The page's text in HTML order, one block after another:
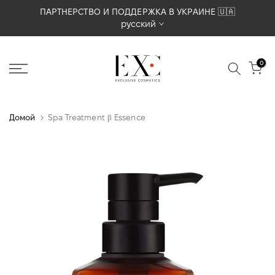
Перейти
содержимому
ПАРТНЕРСТВО И ПОДДЕРЖКА В УКРАИНЕ 🇺🇦
русский
0
Домой Spa Treatment β Essence